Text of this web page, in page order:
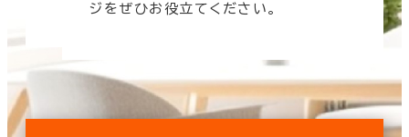
ジをぜひお役立てください。